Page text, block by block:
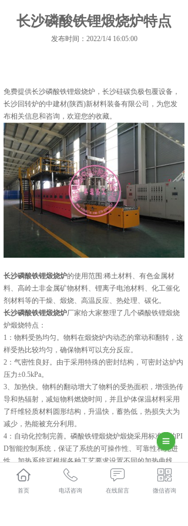
长沙磷酸铁锂煅烧炉特点
发布时间：2022/1/4 16:05:00
免费提供长沙磷酸铁锂煅烧炉 ，长沙硅碳负极包覆设备，
长沙回转炉的中建材(陕西)新材料装备有限公司，为您发
布相关信息和咨询，欢迎您的收藏。
长沙磷酸铁锂煅烧炉的使用范围:稀土材料、有色金属材
料、高岭土非金属矿物材料、锂离子电池材料、化工催化
剂材料等的干燥、煅烧、高温反应、热处理、碳化。
长沙磷酸铁锂煅烧炉厂家给大家整理了几个磷酸铁锂煅烧
炉煅烧特点：
1：物料受热均匀。物料在煅烧炉内动态的窜动和翻转，这
样受热比较均匀，确保物料可以充分反应。
2：气密性良好。由于采用特殊的密封结构，可密封达炉内
压力±0.5kPa。
3、加热快。物料的翻动增大了物料的受热面积，增强热传
导和热辐射，减短物料燃烧时间，并且炉体保温材料采用
了纤维轻质材料圆形结构，升温快，蓄热低，热损失大为
减少，热能被充分利用。
4：自动化控制完善。磷酸铁锂煅烧炉煅烧采用标准化的PI
D智能控制系统，保证了系统的可操作性、可靠性和先进
性，加热系统可根据各种工艺要求设置不同的加热曲线。
集科研、生产、技术服务为一体的中建材(陕西)新材料装
备有限公司,主要主营产品有:长沙磷酸铁锂煅烧炉,长沙硅
首页 电话咨询 在线留言 微信咨询